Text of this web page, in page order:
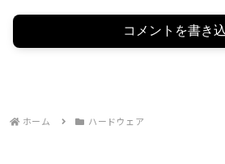
コメントを書き
ホーム ハードウェア